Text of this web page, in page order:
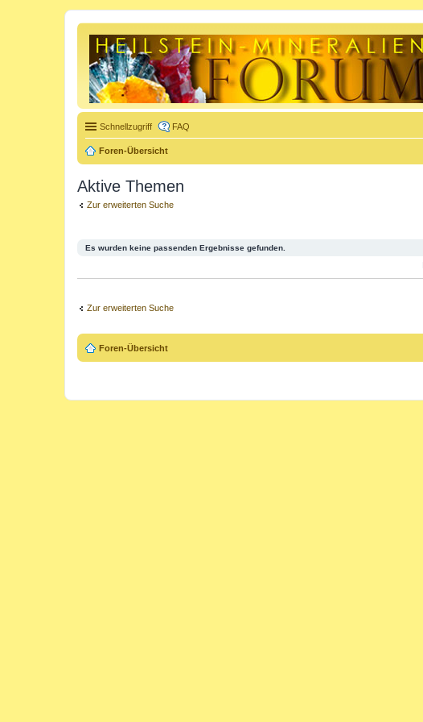
Schnellzugriff FAQ
Foren-Übersicht
Aktive Themen
Zur erweiterten Suche
Es wurden keine passenden Ergebnisse gefunden.
Zur erweiterten Suche
Foren-Übersicht